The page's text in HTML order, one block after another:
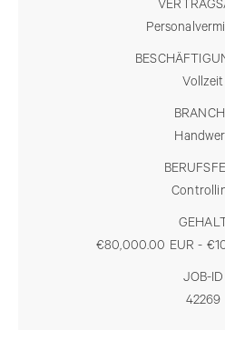
Vollzeit
€80,000.00 EUR -
JOB-ID
42269